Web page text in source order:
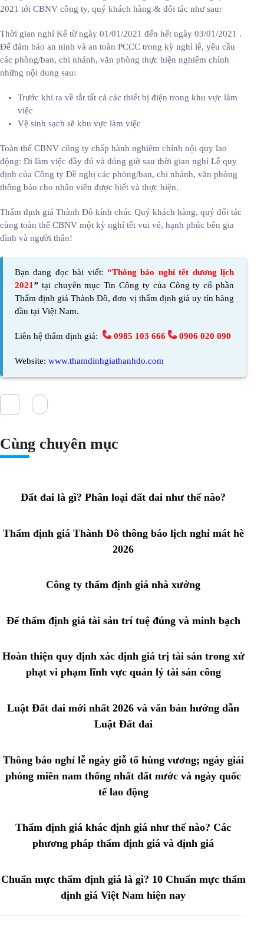
2021 tới CBNV công ty, quý khách hàng & đối tác như sau:
Thời gian nghỉ Kể từ ngày 01/01/2021 đến hết ngày 03/01/2021 .
Để đảm bảo an ninh và an toàn PCCC trong kỳ nghỉ lễ, yêu cầu
các phòng/ban, chi nhánh, văn phòng thực hiện nghiêm chỉnh
những nội dung sau:
Trước khi ra về tắt tất cả các thiết bị điện trong khu vực làm
việc
Vệ sinh sạch sẽ khu vực làm việc
Toàn thể CBNV công ty chấp hành nghiêm chỉnh nội quy lao
động: Đi làm việc đầy đủ và đúng giờ sau thời gian nghỉ Lễ quy
định của Công ty Đề nghị các phòng/ban, chi nhánh, văn phòng
thông báo cho nhân viên được biết và thực hiện.
Thẩm định giá Thành Đô kính chúc Quý khách hàng, quý đối tác
cùng toàn thể CBNV một kỳ nghỉ tết vui vẻ, hạnh phúc bên gia
đình và người thân!
Bạn đang đọc bài viết: “Thông báo nghỉ tết dương lịch
2021 ” tại chuyên mục Tin Công ty của Công ty cổ phần
Thẩm định giá Thành Đô, đơn vị thẩm định giá uy tín hàng
đầu tại Việt Nam.
Liên hệ thẩm định giá: 0985 103 666 0906 020 090
Website: www.thamdinhgiathanhdo.com
Cùng chuyên mục
Đất đai là gì? Phân loại đất đai như thế nào?
Thẩm định giá Thành Đô thông báo lịch nghỉ mát hè
2026
Công ty thẩm định giá nhà xưởng
Để thẩm định giá tài sản trí tuệ đúng và minh bạch
Hoàn thiện quy định xác định giá trị tài sản trong xử
phạt vi phạm lĩnh vực quản lý tài sản công
Luật Đất đai mới nhất 2026 và văn bản hướng dẫn
Luật Đất đai
Thông báo nghỉ lễ ngày giỗ tổ hùng vương; ngày giải
phóng miền nam thống nhất đất nước và ngày quốc
tế lao động
Thẩm định giá khác định giá như thế nào? Các
phương pháp thẩm định giá và định giá
Chuẩn mực thẩm định giá là gì? 10 Chuẩn mực thẩm
định giá Việt Nam hiện nay